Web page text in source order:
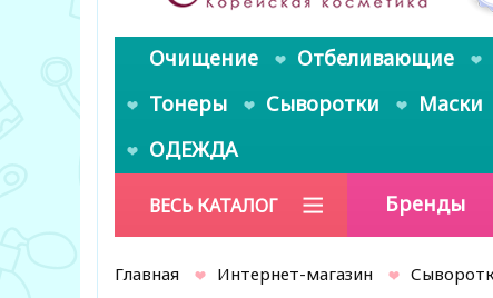
Очищение Отбеливающие
Тонеры
Сыворотки Маски
ОДЕЖДА
ВЕСЬ КАТАЛОГ Бренды
Главная Интернет-магазин